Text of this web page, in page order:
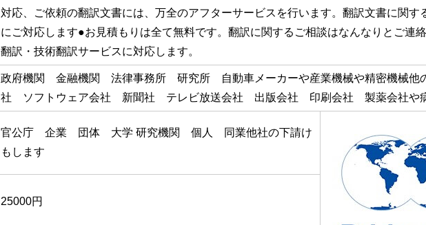
対応、ご依頼の翻訳文書には、万全のアフターサービスを行います。翻訳文書に関す
にご対応します●お見積もりは全て無料です。翻訳に関するご相談はなんなりとご連
翻訳・技術翻訳サービスに対応します。
政府機関 金融機関 法律事務所 研究所 自動車メーカーや産業機械や精密機械
社 ソフトウェア会社 新聞社 テレビ放送会社 出版会社 印刷会社 製薬会社や
官公庁 企業 団体 大学 研究機関 個人 同業他社の下請け
もします
25000円